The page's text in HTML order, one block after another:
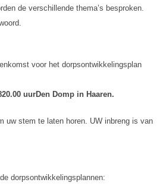
de verschillende thema’s besproken.
voor het dorpsontwikkelingsplan
20.00 uurDen Domp in Haaren.
uw stem te laten horen. UW inbreng is van
dorpsontwikkelingsplannen: